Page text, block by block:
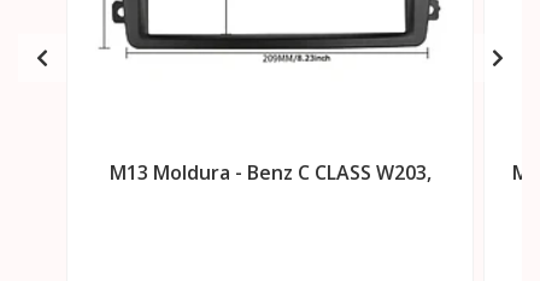
M13 Moldura - Benz C CLASS W203,